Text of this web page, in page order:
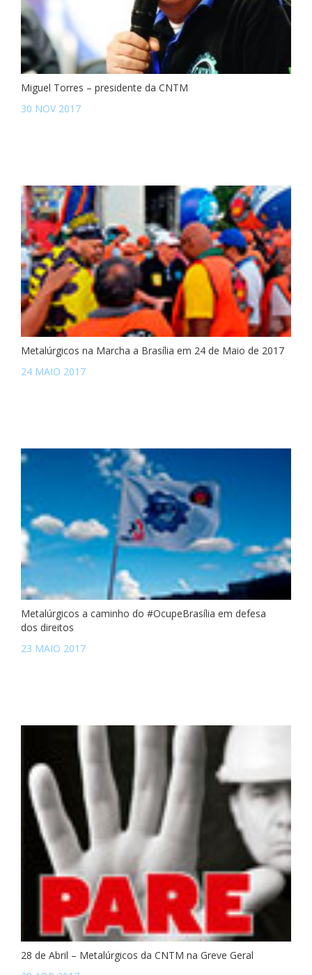
Miguel Torres – presidente da CNTM
30 NOV 2017
Metalúrgicos na Marcha a Brasília em 24 de Maio de 2017
24 MAIO 2017
Metalúrgicos a caminho do #OcupeBrasília em defesa
dos direitos
23 MAIO 2017
28 de Abril – Metalúrgicos da CNTM na Greve Geral